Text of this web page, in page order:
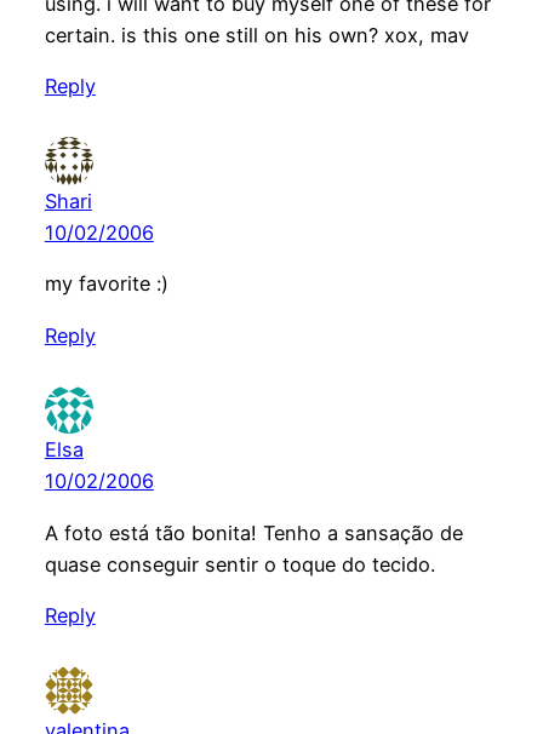
certain. is this one still on his own? xox, mav
Reply
Shari
10/02/2006
my favorite :)
Reply
Elsa
10/02/2006
A foto está tão bonita! Tenho a sansação de
quase conseguir sentir o toque do tecido.
Reply